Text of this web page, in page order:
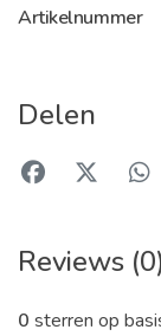
Artikelnummer
Delen
Reviews
0 sterren op